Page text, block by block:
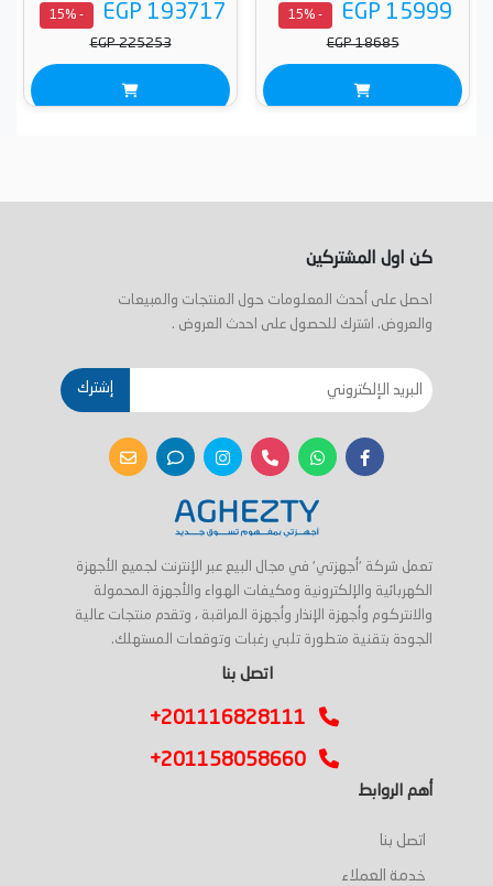
EGP 15999
- 15%
EGP 18685
EGP 193717
- 15%
EGP 225253
كن اول المشتركين
احصل على أحدث المعلومات حول المنتجات والمبيعات
والعروض. اشترك للحصول على احدث العروض .
إشترك
تعمل شركة 'أجهزتي' في مجال البيع عبر الإنترنت لجميع الأجهزة
الكهربائية والإلكترونية ومكيفات الهواء والأجهزة المحمولة
والانتركوم وأجهزة الإنذار وأجهزة المراقبة ، وتقدم منتجات عالية
الجودة بتقنية متطورة تلبي رغبات وتوقعات المستهلك.
اتصل بنا
+201116828111
+201158058660
أهم الروابط
اتصل بنا
خدمة العملاء